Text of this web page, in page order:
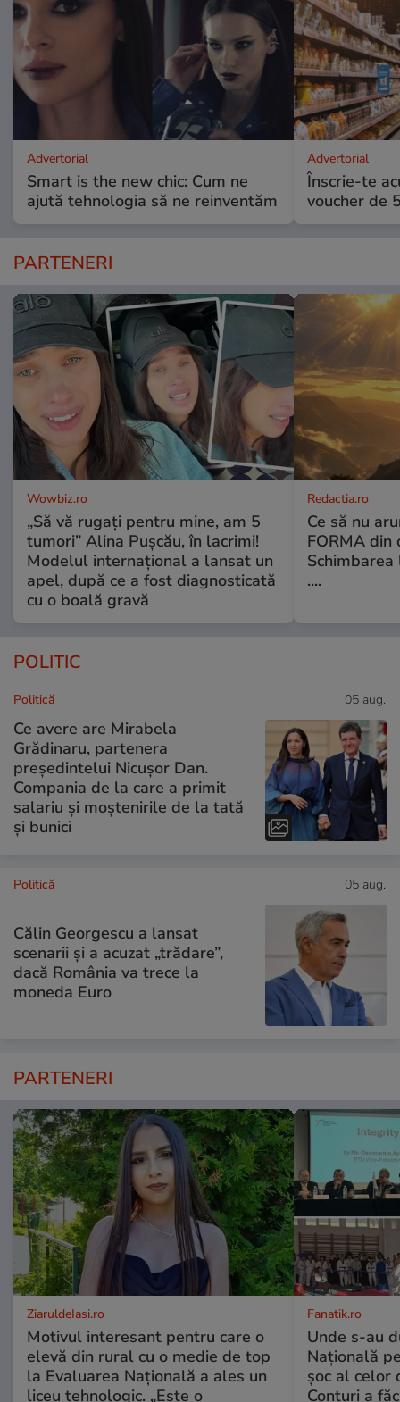
Advertorial
Smart is the new chic: Cum ne
ajută tehnologia să ne reinventăm
Advertorial
Înscrie-te
voucher de
PARTENERI
Wowbiz.ro
„Să vă rugați pentru mine, am 5
tumori” Alina Pușcău, în lacrimi!
Modelul internațional a lansat un
apel, după ce a fost diagnosticată
cu o boală gravă
Redactia.ro
Ce să nu
FORMA din
Schimbarea
....
POLITIC
Politică 05 aug.
Ce avere are Mirabela
Grădinaru, partenera
președintelui Nicușor Dan.
Compania de la care a primit
salariu și moștenirile de la tată
și bunici
Politică 05 aug.
Călin Georgescu a lansat
scenarii și a acuzat „trădare”,
dacă România va trece la
moneda Euro
PARTENERI
ZiaruldeIasi.ro
Motivul interesant pentru care o
elevă din rural cu o medie de top
la Evaluarea Națională a ales un
liceu tehnologic. „Este o
Fanatik.ro
Unde s-au
Națională
șoc al celor
Conturi a